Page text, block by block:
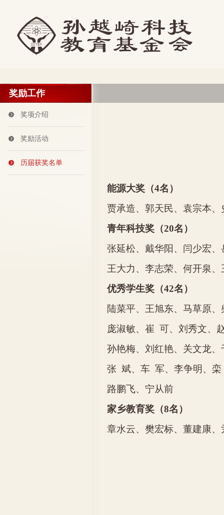
奖励工作
奖项介绍
奖励活动
历届获奖名单
能源大奖（4名）
贾承造、郭天民、袁宗本、
青年科技奖（20名）
张延松、戴华阳、闫少宏、
王大力、李志荣、何开泉
优秀学生奖（42名）
陆菜平、王旭东、马草原
庞淑敏、崔 可、刘秀文、
孙艳梅、刘红艳、关文龙
张 斌、车 军、李争明、栾
路鹏飞、宁从前
家乡教育奖（8名）
章水云、樊宏标、董建康、